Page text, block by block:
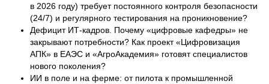
в 2026 году) требует постоянного контроля безопасности
(24/7) и регулярного тестирования на проникновение?
Дефицит ИТ-кадров. Почему «цифровые кафедры» не
закрывают потребности? Как проект «Цифровизация
АПК» в ЕАЭС и «АгроАкадемия» готовят специалистов
нового поколения?
ИИ в поле и на ферме: от пилота к промышленной